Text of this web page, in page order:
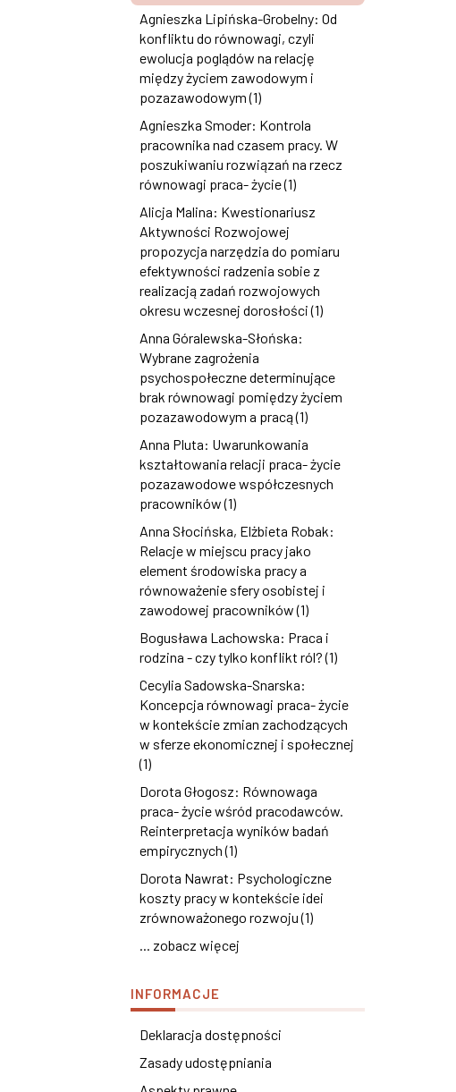
Agnieszka Lipińska-Grobelny: Od
konfliktu do równowagi, czyli
ewolucja poglądów na relację
między życiem zawodowym i
pozazawodowym (1)
Agnieszka Smoder: Kontrola
pracownika nad czasem pracy. W
poszukiwaniu rozwiązań na rzecz
równowagi praca- życie (1)
Alicja Malina: Kwestionariusz
Aktywności Rozwojowej
propozycja narzędzia do pomiaru
efektywności radzenia sobie z
realizacją zadań rozwojowych
okresu wczesnej dorosłości (1)
Anna Góralewska-Słońska:
Wybrane zagrożenia
psychospołeczne determinujące
brak równowagi pomiędzy życiem
pozazawodowym a pracą (1)
Anna Pluta: Uwarunkowania
kształtowania relacji praca- życie
pozazawodowe współczesnych
pracowników (1)
Anna Słocińska, Elżbieta Robak:
Relacje w miejscu pracy jako
element środowiska pracy a
równoważenie sfery osobistej i
zawodowej pracowników (1)
Bogusława Lachowska: Praca i
rodzina - czy tylko konflikt ról? (1)
Cecylia Sadowska-Snarska:
Koncepcja równowagi praca- życie
w kontekście zmian zachodzących
w sferze ekonomicznej i społecznej
(1)
Dorota Głogosz: Równowaga
praca- życie wśród pracodawców.
Reinterpretacja wyników badań
empirycznych (1)
Dorota Nawrat: Psychologiczne
koszty pracy w kontekście idei
zrównoważonego rozwoju (1)
... zobacz więcej
INFORMACJE
Deklaracja dostępności
Zasady udostępniania